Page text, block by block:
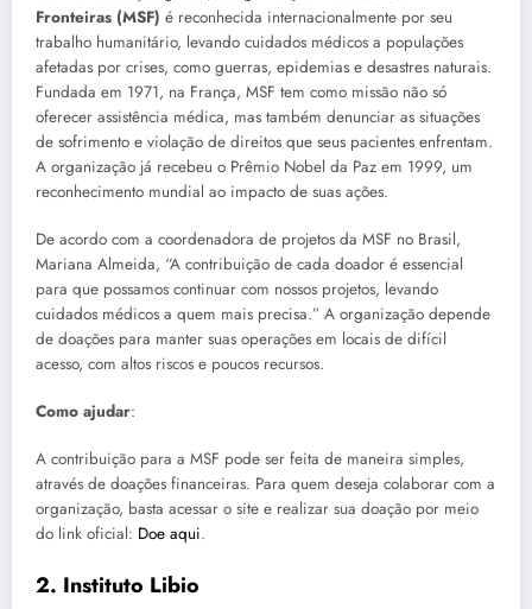
Fronteiras (MSF) é reconhecida internacionalmente por seu
trabalho humanitário, levando cuidados médicos a populações
afetadas por crises, como guerras, epidemias e desastres naturais.
Fundada em 1971, na França, MSF tem como missão não só
oferecer assistência médica, mas também denunciar as situações
de sofrimento e violação de direitos que seus pacientes enfrentam.
A organização já recebeu o Prêmio Nobel da Paz em 1999, um
reconhecimento mundial ao impacto de suas ações.
De acordo com a coordenadora de projetos da MSF no Brasil,
Mariana Almeida, “A contribuição de cada doador é essencial
para que possamos continuar com nossos projetos, levando
cuidados médicos a quem mais precisa.” A organização depende
de doações para manter suas operações em locais de difícil
acesso, com altos riscos e poucos recursos.
Como ajudar:
A contribuição para a MSF pode ser feita de maneira simples,
através de doações financeiras. Para quem deseja colaborar com a
organização, basta acessar o site e realizar sua doação por meio
do link oficial: Doe aqui.
2. Instituto Libio